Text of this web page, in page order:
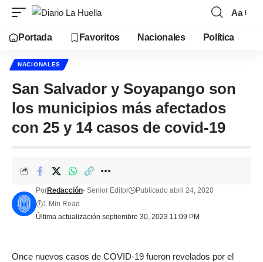
Aa
Portada Favoritos Nacionales Política
NACIONALES
San Salvador y Soyapango son
los municipios más afectados
con 25 y 14 casos de covid-19
Última actualización septiembre 30, 2023 11:09 PM
PorRedacción- Senior Editor
Publicado abril 24, 2020
1 Min Read
Once nuevos casos de COVID-19 fueron revelados por el